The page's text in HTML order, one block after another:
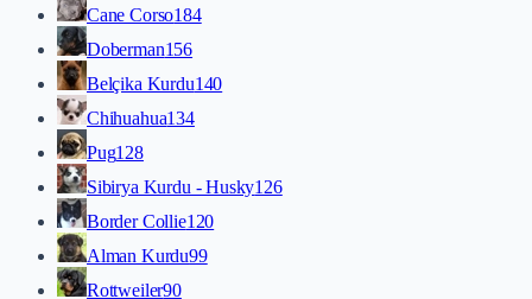
Cane Corso184
Doberman156
Belçika Kurdu140
Chihuahua134
Pug128
Sibirya Kurdu - Husky126
Border Collie120
Alman Kurdu99
Rottweiler90